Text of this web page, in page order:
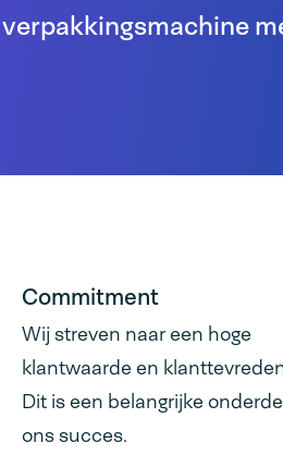
Commitment
Wij streven naar een hoge
klantwaarde en
Dit is een belangrijke
ons succes.